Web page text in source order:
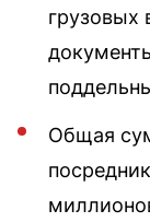
грузовых
Общая